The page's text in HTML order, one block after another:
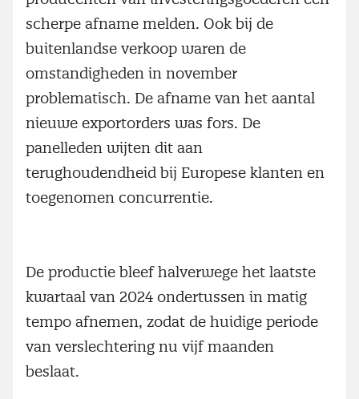
scherpe afname melden. Ook bij de
buitenlandse verkoop waren de
omstandigheden in november
problematisch. De afname van het aantal
nieuwe exportorders was fors. De
panelleden wijten dit aan
terughoudendheid bij Europese klanten en
toegenomen concurrentie.
De productie bleef halverwege het laatste
kwartaal van 2024 ondertussen in matig
tempo afnemen, zodat de huidige periode
van verslechtering nu vijf maanden
beslaat.